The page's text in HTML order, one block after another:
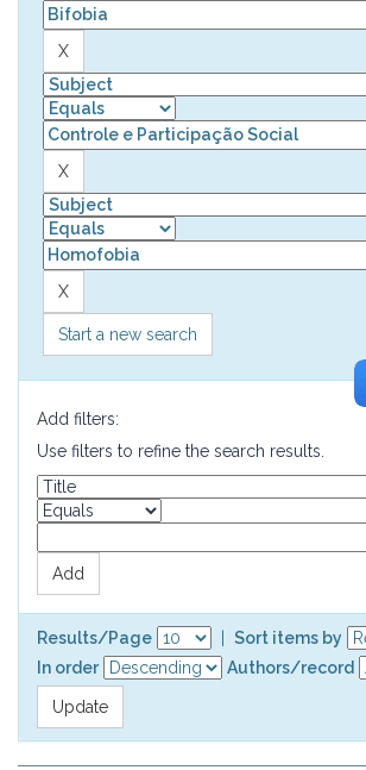
Start a new search
Add filters:
Use filters to refine the search results.
Results/Page
Sort items by
In order
Authors/record